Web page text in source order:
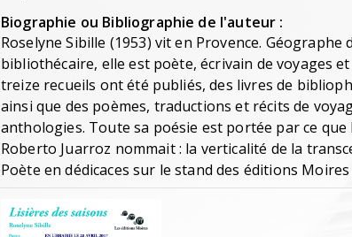
Biographie ou Bibliographie de l'auteur :
Roselyne Sibille (1953) vit en Provence. Géographe
bibliothécaire, elle est poète, écrivain de voyages
treize recueils ont été publiés, des livres de
ainsi que des poèmes, traductions et récits de
anthologies. Toute sa poésie est portée par ce
Roberto Juarroz nommait : la verticalité de la
Poète en dédicaces sur le stand des éditions Moires